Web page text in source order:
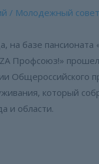
/ Молодежный совет
на базе пансионата
Профсоюз!»
Общероссийского
который
и области.